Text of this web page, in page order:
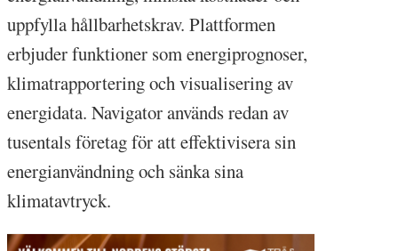
uppfylla hållbarhetskrav. Plattformen
erbjuder funktioner som energiprognoser,
klimatrapportering och visualisering av
energidata. Navigator används redan av
tusentals företag för att effektivisera sin
energianvändning och sänka sina
klimatavtryck.